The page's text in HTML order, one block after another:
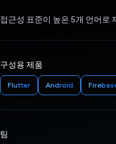
접근성 표준이 높은 5개 언어로
구성용 제품
Flutter Android
팀